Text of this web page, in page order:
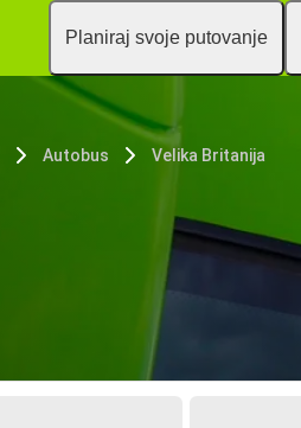
Planiraj svoje putovanje
Autobus Velika Britanija